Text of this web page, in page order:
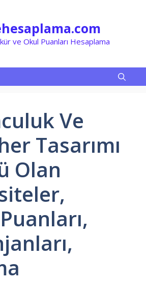
ve Okul Puanları Hesaplama
Ve
Tasarımı
Olan